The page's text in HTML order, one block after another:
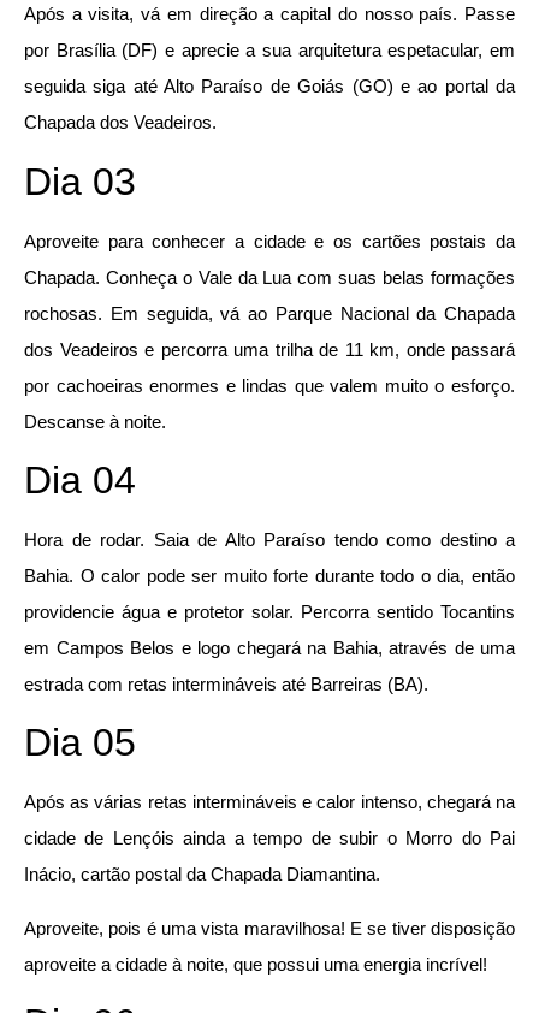
Após a visita, vá em direção a capital do nosso país. Passe
por Brasília (DF) e aprecie a sua arquitetura espetacular, em
seguida siga até Alto Paraíso de Goiás (GO) e ao portal da
Chapada dos Veadeiros.
Dia 03
Aproveite para conhecer a cidade e os cartões postais da
Chapada. Conheça o Vale da Lua com suas belas formações
rochosas. Em seguida, vá ao Parque Nacional da Chapada
dos Veadeiros e percorra uma trilha de 11 km, onde passará
por cachoeiras enormes e lindas que valem muito o esforço.
Descanse à noite.
Dia 04
Hora de rodar. Saia de Alto Paraíso tendo como destino a
Bahia. O calor pode ser muito forte durante todo o dia, então
providencie água e protetor solar. Percorra sentido Tocantins
em Campos Belos e logo chegará na Bahia, através de uma
estrada com retas intermináveis até Barreiras (BA).
Dia 05
Após as várias retas intermináveis e calor intenso, chegará na
cidade de Lençóis ainda a tempo de subir o Morro do Pai
Inácio, cartão postal da Chapada Diamantina.
Aproveite, pois é uma vista maravilhosa! E se tiver disposição
aproveite a cidade à noite, que possui uma energia incrível!